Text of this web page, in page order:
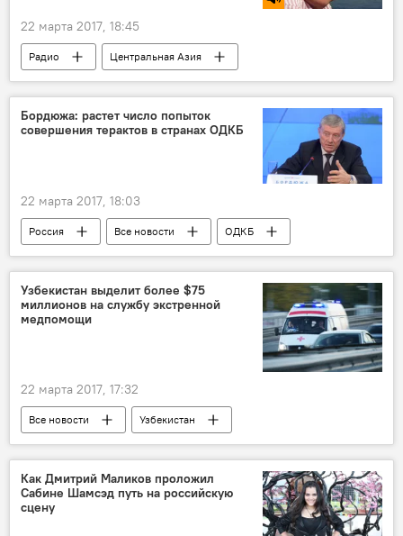
22 марта 2017, 18:45
Радио
Центральная Азия
Таджикистан
Бордюжа: растет число попыток
совершения терактов в странах ОДКБ
22 марта 2017, 18:03
Россия Все новости
ОДКБ
Угроза терактов в России
Узбекистан выделит более $75
миллионов на службу экстренной
медпомощи
22 марта 2017, 17:32
Все новости
Узбекистан
Центральная Азия
Как Дмитрий Маликов проложил
Сабине Шамсэд путь на российскую
сцену